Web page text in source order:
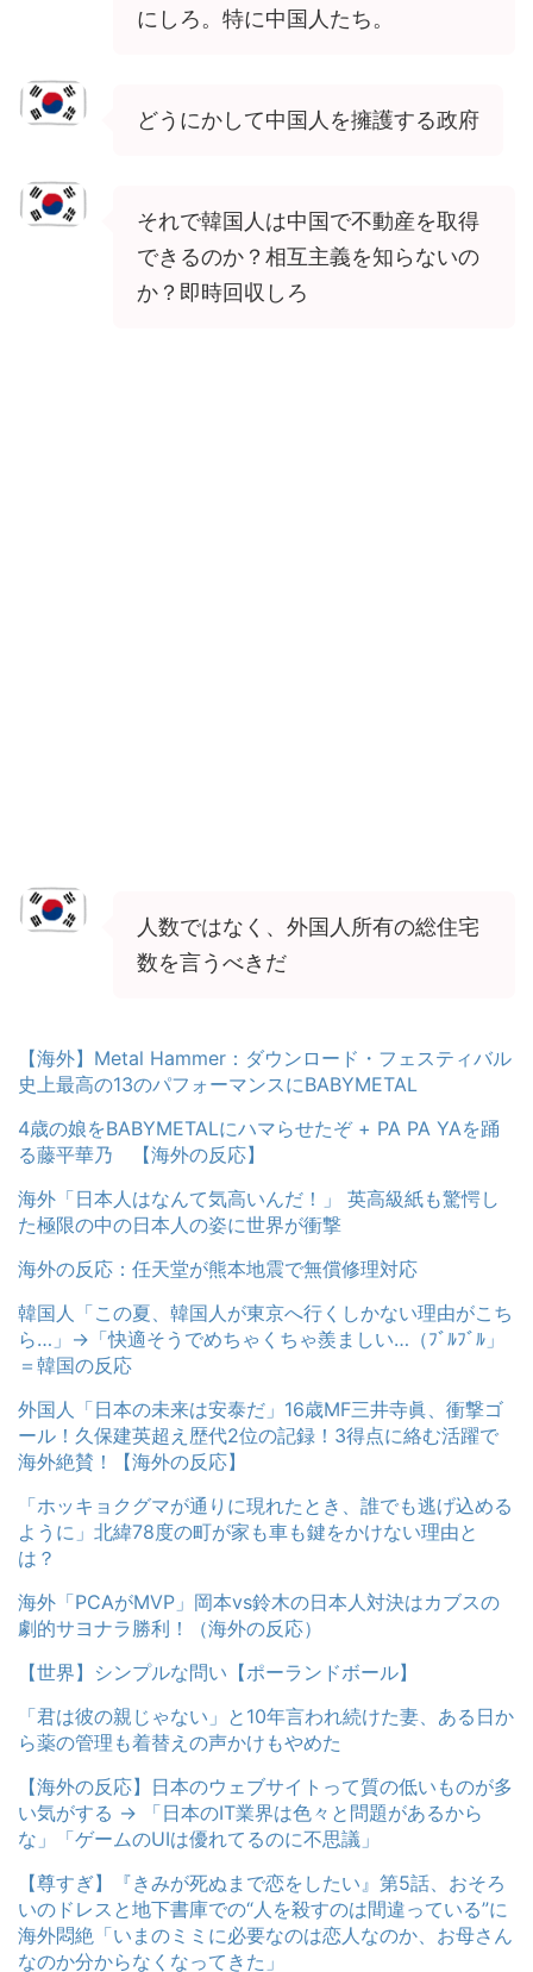
にしろ。特に中国人たち。
どうにかして中国人を擁護する政府
それで韓国人は中国で不動産を取得
できるのか？相互主義を知らないの
か？即時回収しろ
人数ではなく、外国人所有の総住宅
数を言うべきだ
【海外】Metal Hammer：ダウンロード・フェスティバル
史上最高の13のパフォーマンスにBABYMETAL
4歳の娘をBABYMETALにハマらせたぞ + PA PA YAを踊
る藤平華乃 【海外の反応】
海外「日本人はなんて気高いんだ！」 英高級紙も驚愕し
た極限の中の日本人の姿に世界が衝撃
海外の反応：任天堂が熊本地震で無償修理対応
韓国人「この夏、韓国人が東京へ行くしかない理由がこち
ら…」→「快適そうでめちゃくちゃ羨ましい…（ﾌﾞﾙﾌﾞﾙ」
＝韓国の反応
外国人「日本の未来は安泰だ」16歳MF三井寺眞、衝撃ゴ
ール！久保建英超え歴代2位の記録！3得点に絡む活躍で
海外絶賛！【海外の反応】
「ホッキョクグマが通りに現れたとき、誰でも逃げ込める
ように」北緯78度の町が家も車も鍵をかけない理由と
は？
海外「PCAがMVP」岡本vs鈴木の日本人対決はカブスの
劇的サヨナラ勝利！（海外の反応）
【世界】シンプルな問い【ポーランドボール】
「君は彼の親じゃない」と10年言われ続けた妻、ある日か
ら薬の管理も着替えの声かけもやめた
【海外の反応】日本のウェブサイトって質の低いものが多
い気がする → 「日本のIT業界は色々と問題があるから
な」「ゲームのUIは優れてるのに不思議」
【尊すぎ】『きみが死ぬまで恋をしたい』第5話、おそろ
いのドレスと地下書庫での“人を殺すのは間違っている”に
海外悶絶「いまのミミに必要なのは恋人なのか、お母さん
なのか分からなくなってきた」